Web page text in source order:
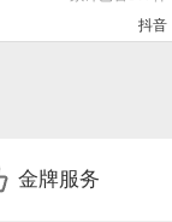
抖音
金牌服务